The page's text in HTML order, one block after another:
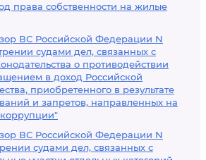
права собственности на жилые
ВС Российской Федерации N
судами дел, связанных с
о противодействии
в доход Российской
приобретенного в результате
и запретов, направленных на
ВС Российской Федерации N
судами дел, связанных с